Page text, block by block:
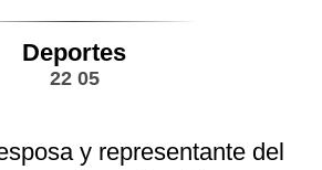
Deportes
22 05
y representante del